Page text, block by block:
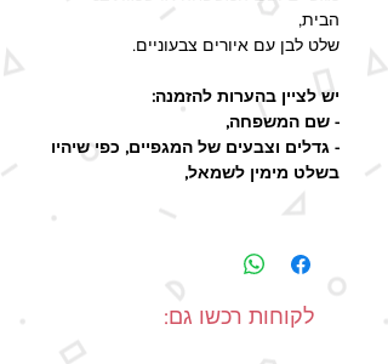
הבית,
שלט לבן עם איורים צבעוניים.
יש לציין בהערות להזמנה:
- שם המשפחה,
- גדלים וצבעים של המגפיים, כפי שיהיו
בשלט מימין לשמאל,
לא מתאים לדלתות חיצוניות החשופות
לקוחות רכשו גם: